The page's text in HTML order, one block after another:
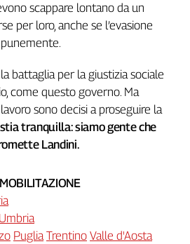
scappare lontano da un
per loro, anche se l’evasione
battaglia per la giustizia sociale
come questo governo. Ma
sono decisi a proseguire la
tranquilla: siamo gente che
Landini.
Umbria
Puglia Trentino Valle d'Aosta